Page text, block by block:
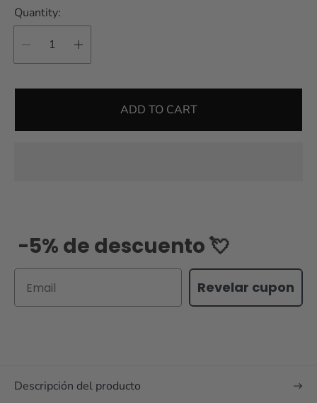
Quantity:
ADD TO CART
-5% de descuento 💘
Revelar cupon
Descripción del producto